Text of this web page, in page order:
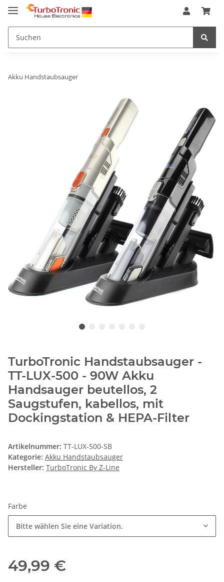
Akku Handstaubsauger
TurboTronic Handstaubsauger -
TT-LUX-500 - 90W Akku
Handsauger beutellos, 2
Saugstufen, kabellos, mit
Dockingstation & HEPA-Filter
Artikelnummer: TT-LUX-500-SB
Kategorie: Akku Handstaubsauger
Hersteller: TurboTronic By Z-Line
Farbe
Bitte wählen Sie eine Variation.
49,99 €